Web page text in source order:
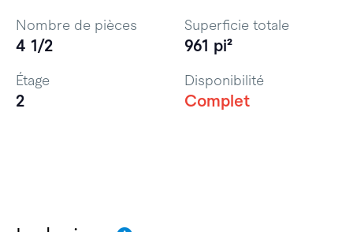
Nombre de pièces
4 1/2
Superficie totale
961 pi²
Étage
2
Disponibilité
Complet